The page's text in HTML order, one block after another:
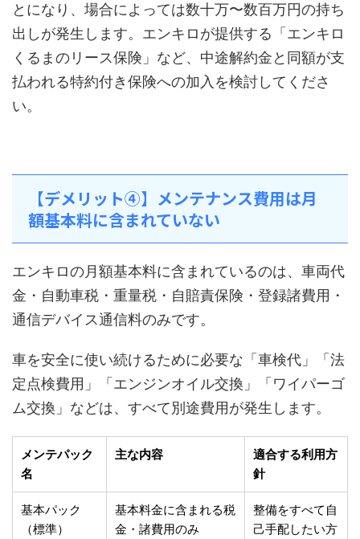
とになり、場合によっては数十万〜数百万円の持ち
出しが発生します。エンキロが提供する「エンキロ
くるまのリース保険」など、中途解約金と同額が支
払われる特約付き保険への加入を検討してくださ
い。
【デメリット④】メンテナンス費用は月
額基本料に含まれていない
エンキロの月額基本料に含まれているのは、車両代
金・自動車税・重量税・自賠責保険・登録諸費用・
通信デバイス通信料のみです。
車を安全に使い続けるために必要な「車検代」「法
定点検費用」「エンジンオイル交換」「ワイパーゴ
ム交換」などは、すべて別途費用が発生します。
メンテパック
名
主な内容
適合する利用方
針
基本パック
（標準）
基本料金に含まれる税
金・諸費用のみ
整備をすべて自
己手配したい方